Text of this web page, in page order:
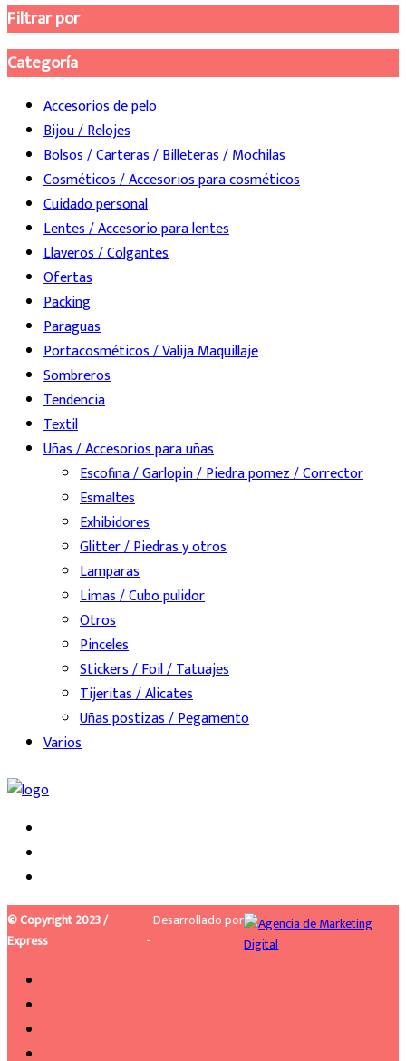
Filtrar por
Categoría
Accesorios de pelo
Bijou / Relojes
Bolsos / Carteras / Billeteras / Mochilas
Cosméticos / Accesorios para cosméticos
Cuidado personal
Lentes / Accesorio para lentes
Llaveros / Colgantes
Ofertas
Packing
Paraguas
Portacosméticos / Valija Maquillaje
Sombreros
Tendencia
Textil
Uñas / Accesorios para uñas
Escofina / Garlopin / Piedra pomez / Corrector
Esmaltes
Exhibidores
Glitter / Piedras y otros
Lamparas
Limas / Cubo pulidor
Otros
Pinceles
Stickers / Foil / Tatuajes
Tijeritas / Alicates
Uñas postizas / Pegamento
Varios
© Copyright 2023 /
Express
- Desarrollado por
-